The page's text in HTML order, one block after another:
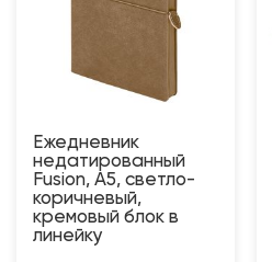
Ежедневник
недатированный
Fusion, А5, светло-
коричневый,
кремовый блок в
линейку